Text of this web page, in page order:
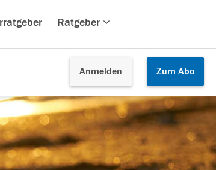
Ratgeber
Anmelden Zum Abo